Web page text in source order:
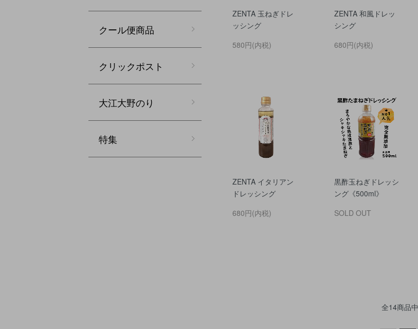
ZENTA 玉ねぎドレ
ッシング
580円(内税)
ZENTA 和風ドレッ
シング
680円(内税)
ZENTA イタリアン
ドレッシング
680円(内税)
黒酢玉ねぎドレッシ
ング《500ml》
SOLD OUT
全14商品中
クール便商品
クリックポスト
大江大野のり
特集